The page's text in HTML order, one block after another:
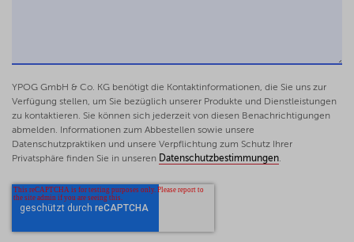
YPOG GmbH & Co. KG benötigt die Kontaktinformationen, die Sie uns zur
Verfügung stellen, um Sie bezüglich unserer Produkte und Dienstleistungen
zu kontaktieren. Sie können sich jederzeit von diesen Benachrichtigungen
abmelden. Informationen zum Abbestellen sowie unsere
Datenschutzpraktiken und unsere Verpflichtung zum Schutz Ihrer
Privatsphäre finden Sie in unseren Datenschutzbestimmungen.